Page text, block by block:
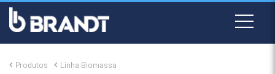
Produtos Linha Biomassa